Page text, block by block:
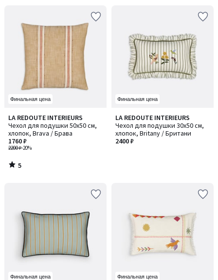
Финальная цена
LA REDOUTE INTERIEURS
Чехол для подушки 50x50 см,
хлопок, Brava / Брава
2200 ₽-20%
1760 ₽
5
/
5
5
/
Финальная цена
LA REDOUTE INTERIEURS
Чехол для подушки 30x50 см,
хлопок, Britany / Британи
2400 ₽
Финальная цена Финальная цена